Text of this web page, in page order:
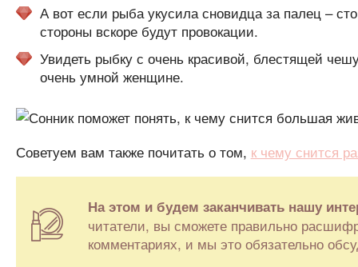
А вот если рыба укусила сновидца за палец –
стороны вскоре будут провокации.
Увидеть рыбку с очень красивой, блестящей
очень умной женщине.
Советуем вам также почитать о том, к чему снится
На этом и будем заканчивать нашу
читатели, вы сможете правильно
комментариях, и мы это обязательно